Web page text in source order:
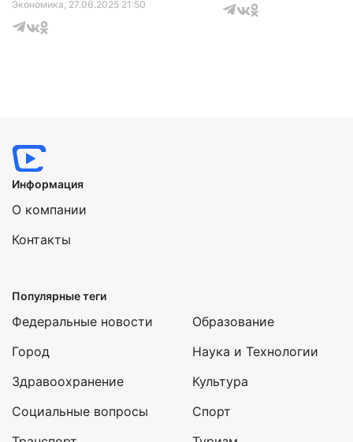
Экономика, 27.06.2025 21:50
Информация
О компании
Контакты
Популярные теги
Федеральные новости
Город
Здравоохранение
Социальные вопросы
Образование
Наука и Технологии
Культура
Спорт